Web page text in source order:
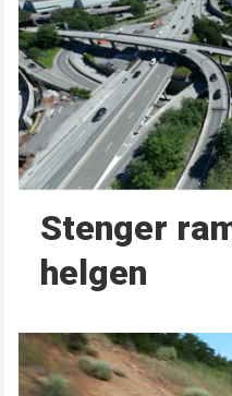
Stenger
helgen